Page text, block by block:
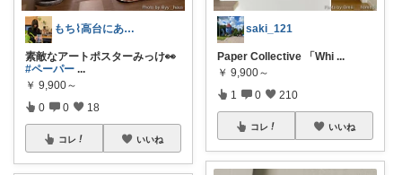
もち⌇高台にあるのどかな暮らし
素敵なアートポスターみっけ👀
#ペーパー ...
￥ 9,900～
0 0 18
コレ いいね
saki_121
Paper Collective 「Whi ...
￥ 9,900～
1 0 210
コレ いいね